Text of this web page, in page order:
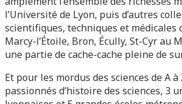
l’Université de Lyon, puis d’autres
scientifiques, techniques et médicales
Marcy-l’Étoile, Bron, Écully, St-Cyr au
une partie de cache-cache pleine de
Et pour les mordus des sciences de A à
passionnés d’histoire des sciences, 3